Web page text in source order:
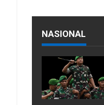
NASIONAL